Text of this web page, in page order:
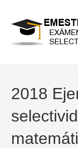
contenido
2018